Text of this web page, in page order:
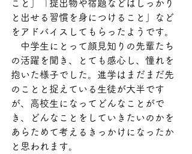
こと」「提出物や宿題などはしっかり
と出せる習慣を身につけること」など
をアドバイスしてもらったようです。
中学生にとって顔見知りの先輩たち
の活躍を聞き、とても感心し、憧れを
抱いた様子でした。進学はまだまだ先
のことと捉えている生徒が大半です
が、高校生になってどんなことがで
き、どんなことをしていきたいのかを
あらためて考えるきっかけになったか
と思われます。